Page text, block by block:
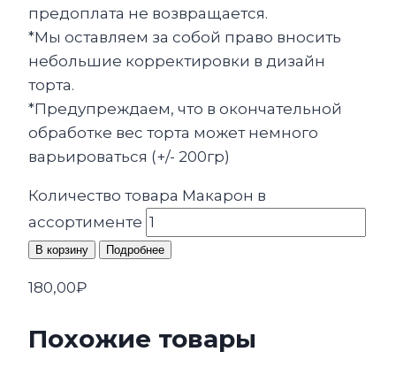
предоплата не возвращается.
*Мы оставляем за собой право вносить
небольшие корректировки в дизайн
торта.
*Предупреждаем, что в окончательной
обработке вес торта может немного
варьироваться (+/- 200гр)
Количество товара Макарон в
ассортименте
В корзину Подробнее
180,00₽
Похожие товары